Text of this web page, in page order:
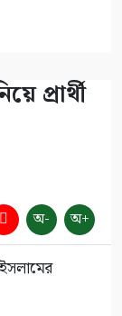
প্রার্থী
অ- অ+